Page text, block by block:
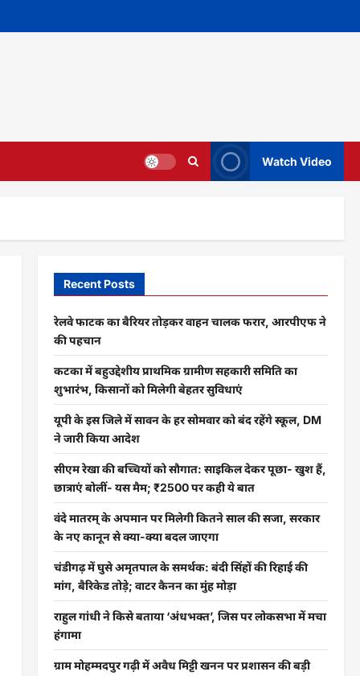
Watch Video
Recent Posts
रेलवे फाटक का बैरियर तोड़कर वाहन चालक फरार, आरपीएफ ने
की पहचान
कटका में बहुउद्देशीय प्राथमिक ग्रामीण सहकारी समिति का
शुभारंभ, किसानों को मिलेगी बेहतर सुविधाएं
यूपी के इस जिले में सावन के हर सोमवार को बंद रहेंगे स्कूल, DM
ने जारी किया आदेश
सीएम रेखा की बच्चियों को सौगात: साइकिल देकर पूछा- खुश हैं,
छात्राएं बोलीं- यस मैम; ₹2500 पर कही ये बात
वंदे मातरम् के अपमान पर मिलेगी कितने साल की सजा, सरकार
के नए कानून से क्या-क्या बदल जाएगा
चंडीगढ़ में घुसे अमृतपाल के समर्थक: बंदी सिंहों की रिहाई की
मांग, बैरिकेड तोड़े; वाटर कैनन का मुंह मोड़ा
राहुल गांधी ने किसे बताया ‘अंधभक्त’, जिस पर लोकसभा में मचा
हंगामा
ग्राम मोहम्मदपुर गढ़ी में अवैध मिट्टी खनन पर प्रशासन की बड़ी